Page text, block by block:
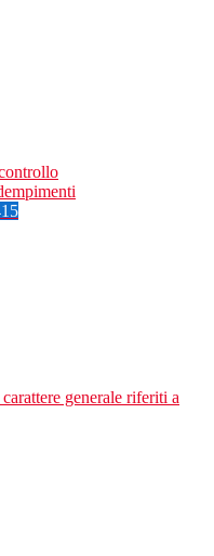
generale riferiti a